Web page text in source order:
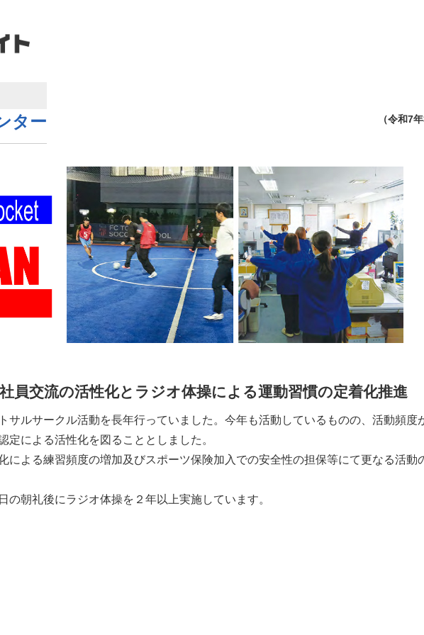
ター （令和7
員交流の活性化とラジオ体操による運動習慣の定着化推進
サルサークル活動を長年行っていました。今年も活動しているものの、活動頻度
定による活性化を図ることとしました。
による練習頻度の増加及びスポーツ保険加入での安全性の担保等にて更なる活動
の朝礼後にラジオ体操を２年以上実施しています。